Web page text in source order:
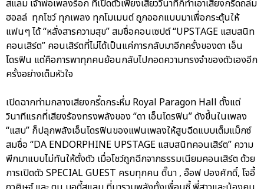
สแลม เจ้าพ่อเพลงร็อก ที่เปิดตัวเพียงเสี้ยววินาทีก็ทำเอาเสียงกรี๊ดถล่ม
ฮอลล์ ทุกโชว์ ทุกเพลง ทุกโมเมนต์ ถูกออกแบบมาเพื่อกระตุ้นให้
แฟนๆ ได้ “หลั่งสารความสุข” สมชื่อคอนเซปต์ “UPSTAGE แสบสนิท
คอนเสิร์ต” คอนเสิร์ตที่ไม่ได้เป็นแค่การกลับมาอีกครั้งของดา เอ็น
โดรฟิน แต่คือการพาทุกคนย้อนกลับไปกอดความทรงจำของตัวเองอีก
ครั้งอย่างเต็มหัวใจ
เปิดฉากท่ามกลางเสียงกรี๊ดกระหึ่ม Royal Paragon Hall ตั้งแต่
วินาทีแรกที่เสียงร้องทรงพลังของ “ดา เอ็นโดรฟิน” ดังขึ้นในเพลง
“แสบ” ก็ปลุกพลังเอ็นโดรฟินของแฟนเพลงให้สูบฉีดแบบเต็มแม็กซ์
สมชื่อ “DA ENDORPHINE UPSTAGE แสบสนิทคอนเสิร์ต” ความ
พีกมาแบบไม่ทันให้ตั้งตัว เมื่อโชว์ถูกฉีกจากธรรมเนียมคอนเสิร์ต ด้วย
การเปิดตัว SPECIAL GUEST ครบทุกคน ติ๊นา , อ๊อฟ ปองศักดิ์, โจอี้